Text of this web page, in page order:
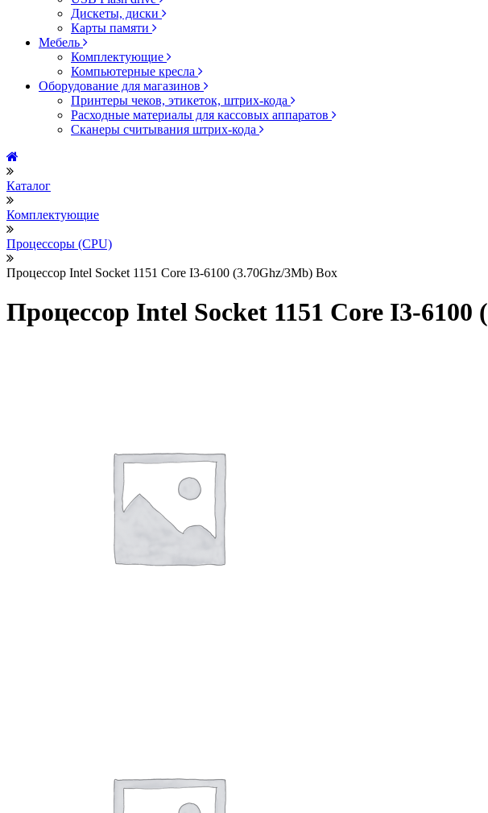
Дискеты, диски
Карты памяти
Мебель
Комплектующие
Компьютерные кресла
Оборудование для магазинов
Принтеры чеков, этикеток, штрих-кода
Расходные материалы для кассовых аппаратов
Сканеры считывания штрих-кода
Каталог
Комплектующие
Процессоры (CPU)
Процессор Intel Socket 1151 Core I3-6100 (3.70Ghz/3Mb) Box
Процессор Intel Socket 1151 Core I3-6100